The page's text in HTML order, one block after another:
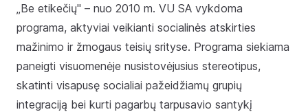
„Be etikečių" – nuo 2010 m. VU SA vykdoma
programa, aktyviai veikianti socialinės atskirties
mažinimo ir žmogaus teisių srityse. Programa siekiama
paneigti visuomenėje nusistovėjusius stereotipus,
skatinti visapusę socialiai pažeidžiamų grupių
integraciją bei kurti pagarbų tarpusavio santykį